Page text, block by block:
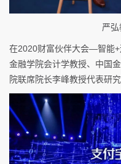
严弘
在2020财富伙伴大会—智能
金融学院会计学教授、中国
院联席院长李峰教授代表研